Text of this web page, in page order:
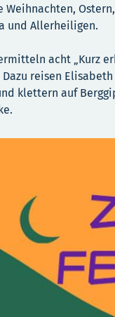
Weihnachten,
und Allerheiligen.
acht „Kurz
Dazu reisen
klettern auf